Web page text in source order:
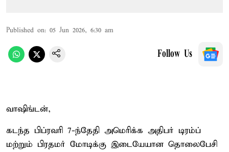
Published on: 05 Jun 2026, 6:30 am
Follow Us
வாஷிங்டன்,
கடந்த பிப்ரவரி 7-ந்தேதி அமெரிக்க அதிபர் டிரம்ப்
மற்றும் பிரதமர் மோடிக்கு இடையேயான தொலைபேசி